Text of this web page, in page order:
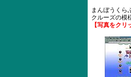
まんぼうくら
クルーズの模
【写真をクリ